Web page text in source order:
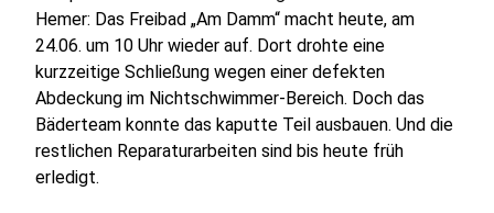
Hemer: Das Freibad „Am Damm“ macht heute, am
24.06. um 10 Uhr wieder auf. Dort drohte eine
kurzzeitige Schließung wegen einer defekten
Abdeckung im Nichtschwimmer-Bereich. Doch das
Bäderteam konnte das kaputte Teil ausbauen. Und die
restlichen Reparaturarbeiten sind bis heute früh
erledigt.